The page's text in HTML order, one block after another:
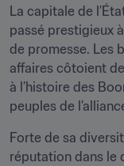
La capitale de
passé prestigieux
de promesse. Les
affaires côtoient
à l’histoire des
peuples de
Forte de sa
réputation dans le